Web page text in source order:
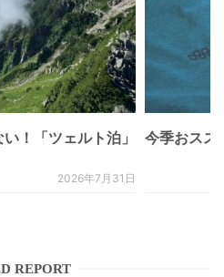
！「ツェルト泊」
2026年7月31日
今季おスス
REPORT